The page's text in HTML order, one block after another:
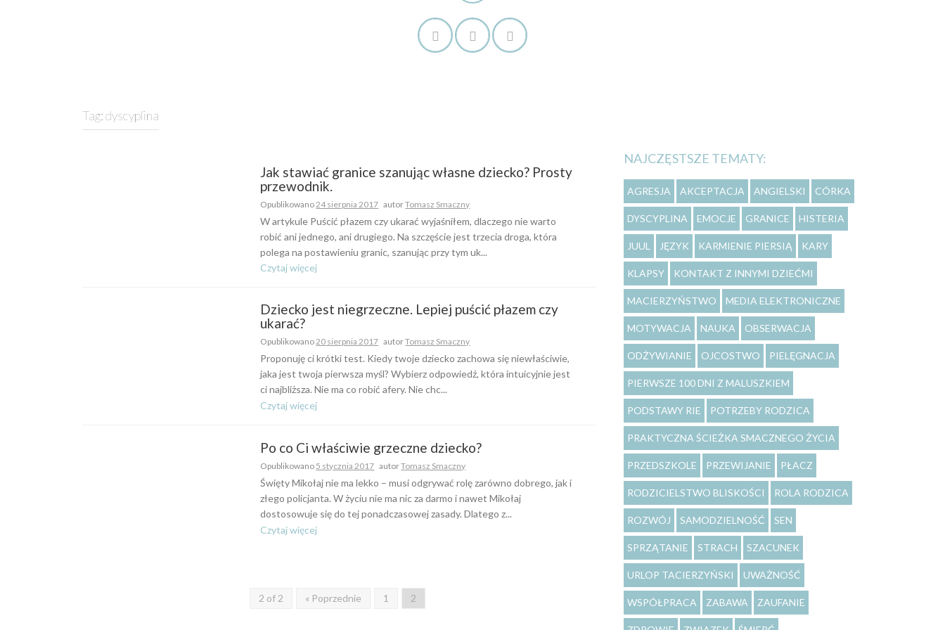
Tag:dyscyplina
Jak stawiać granice szanując własne dziecko? Prosty
przewodnik.
Opublikowano24 sierpnia 2017 autorTomasz Smaczny
W artykule Puścić płazem czy ukarać wyjaśniłem, dlaczego nie warto
robić ani jednego, ani drugiego. Na szczęście jest trzecia droga, która
polega na postawieniu granic, szanując przy tym uk...
Czytaj więcej
Dziecko jest niegrzeczne. Lepiej puścić płazem czy
ukarać?
Opublikowano20 sierpnia 2017 autorTomasz Smaczny
Proponuję ci krótki test. Kiedy twoje dziecko zachowa się niewłaściwie,
jaka jest twoja pierwsza myśl? Wybierz odpowiedź, która intuicyjnie jest
ci najbliższa. Nie ma co robić afery. Nie chc...
Czytaj więcej
Po co Ci właściwie grzeczne dziecko?
Opublikowano 5 stycznia 2017 autorTomasz Smaczny
Święty Mikołaj nie ma lekko – musi odgrywać rolę zarówno dobrego, jak i
złego policjanta. W życiu nie ma nic za darmo i nawet Mikołaj
dostosowuje się do tej ponadczasowej zasady. Dlatego z...
Czytaj więcej
2 of 2 « Poprzednie 1 2
NAJCZĘSTSZE TEMATY:
AGRESJA AKCEPTACJA ANGIELSKI CÓRKA
DYSCYPLINA EMOCJE GRANICE HISTERIA
JUUL JĘZYK KARMIENIE PIERSIĄ KARY
KLAPSY KONTAKT Z INNYMI DZIEĆMI
MACIERZYŃSTWO MEDIA ELEKTRONICZNE
MOTYWACJA NAUKA OBSERWACJA
ODŻYWIANIE OJCOSTWO PIELĘGNACJA
PIERWSZE 100 DNI Z MALUSZKIEM
PODSTAWY RIE POTRZEBY RODZICA
PRAKTYCZNA ŚCIEŻKA SMACZNEGO ŻYCIA
PRZEDSZKOLE PRZEWIJANIE PŁACZ
RODZICIELSTWO BLISKOŚCI ROLA RODZICA
ROZWÓJ SAMODZIELNOŚĆ SEN
SPRZĄTANIE STRACH SZACUNEK
URLOP TACIERZYŃSKI UWAŻNOŚĆ
WSPÓŁPRACA ZABAWA ZAUFANIE